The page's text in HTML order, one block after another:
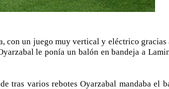
un juego muy vertical y eléctrico gracias
le ponía un balón en bandeja a
tras varios rebotes Oyarzabal mandaba el